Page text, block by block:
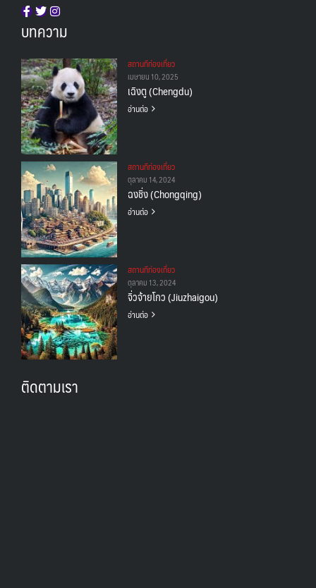
บทความ
สถานทีท่องเที่ยว
เมษายน 10, 2025
เฉิงตู (Chengdu)
อ่านต่อ
สถานทีท่องเที่ยว
ตุลาคม 14, 2024
ฉงชิ่ง (Chongqing)
อ่านต่อ
สถานทีท่องเที่ยว
ตุลาคม 13, 2024
จิ่วจ้ายโกว (Jiuzhaigou)
อ่านต่อ
ติดตามเรา